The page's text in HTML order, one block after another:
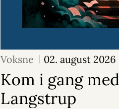
Voksne 02. august 2026
Kom i gang
Langstrup